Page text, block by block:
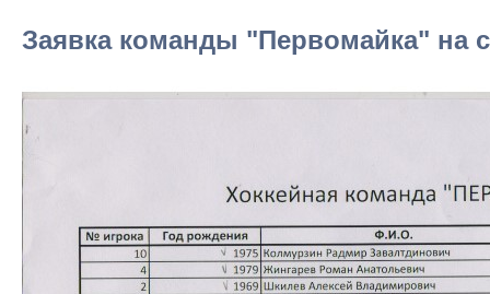
Заявка команды "Первомайка" на